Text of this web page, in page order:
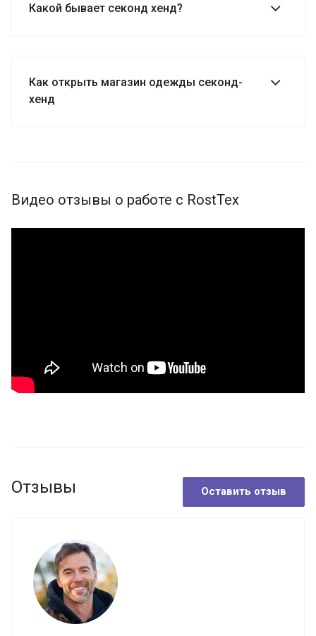
Какой бывает секонд хенд?
Как открыть магазин одежды секонд-
хенд
Видео отзывы о работе с RostTex
Отзывы Оставить отзыв